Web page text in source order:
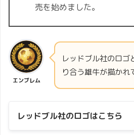
売を始めました。
エンブレム
レッドブル社のロ
り合う雄牛が描かれ
レッドブル社のロゴはこちら